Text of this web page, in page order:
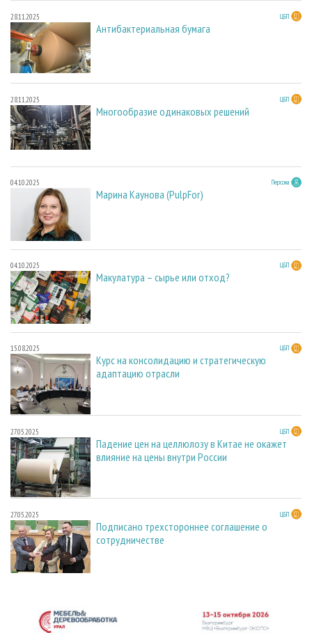
28.11.2025 ЦБП
Антибактериальная бумага
28.11.2025 ЦБП
Многообразие одинаковых решений
04.10.2025 Персона
Марина Каунова (PulpFor)
04.10.2025 ЦБП
Макулатура – сырье или отход?
15.08.2025 ЦБП
Курс на консолидацию и стратегическую
адаптацию отрасли
27.05.2025 ЦБП
Падение цен на целлюлозу в Китае не окажет
влияние на цены внутри России
27.05.2025 ЦБП
Подписано трехстороннее соглашение о
сотрудничестве